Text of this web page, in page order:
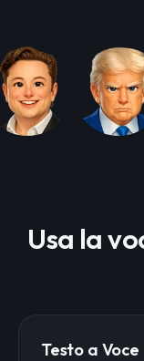
Usa la
Testo a Voce